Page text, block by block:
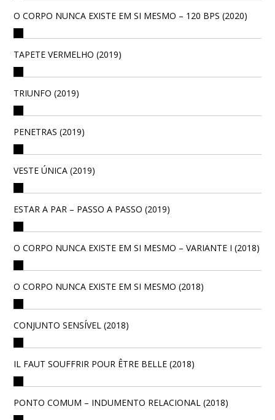
O CORPO NUNCA EXISTE EM SI MESMO – 120 BPS (2020)
TAPETE VERMELHO (2019)
TRIUNFO (2019)
PENETRAS (2019)
VESTE ÚNICA (2019)
ESTAR A PAR – PASSO A PASSO (2019)
O CORPO NUNCA EXISTE EM SI MESMO – VARIANTE I (2018)
O CORPO NUNCA EXISTE EM SI MESMO (2018)
CONJUNTO SENSÍVEL (2018)
IL FAUT SOUFFRIR POUR ÊTRE BELLE (2018)
PONTO COMUM – INDUMENTO RELACIONAL (2018)